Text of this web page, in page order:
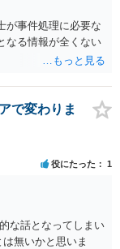
が事件処理に必要な
なる情報が全くない
で変わりま
役にたった 1
な話となってしまい
無いかと思いま